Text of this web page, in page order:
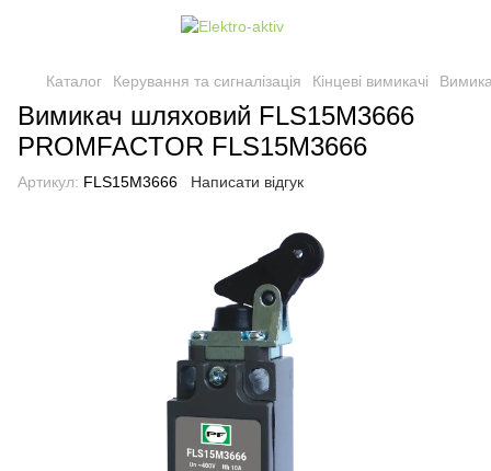
Каталог Керування та сигналізація Кінцеві вимикачі
Вимикач шляховий FLS15M3666
PROMFACTOR FLS15M3666
Артикул: FLS15M3666 Написати відгук